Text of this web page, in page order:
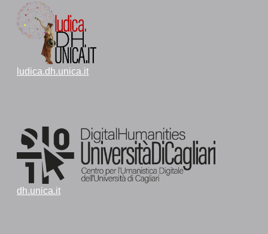
ludica.dh.unica.it
dh.unica.it